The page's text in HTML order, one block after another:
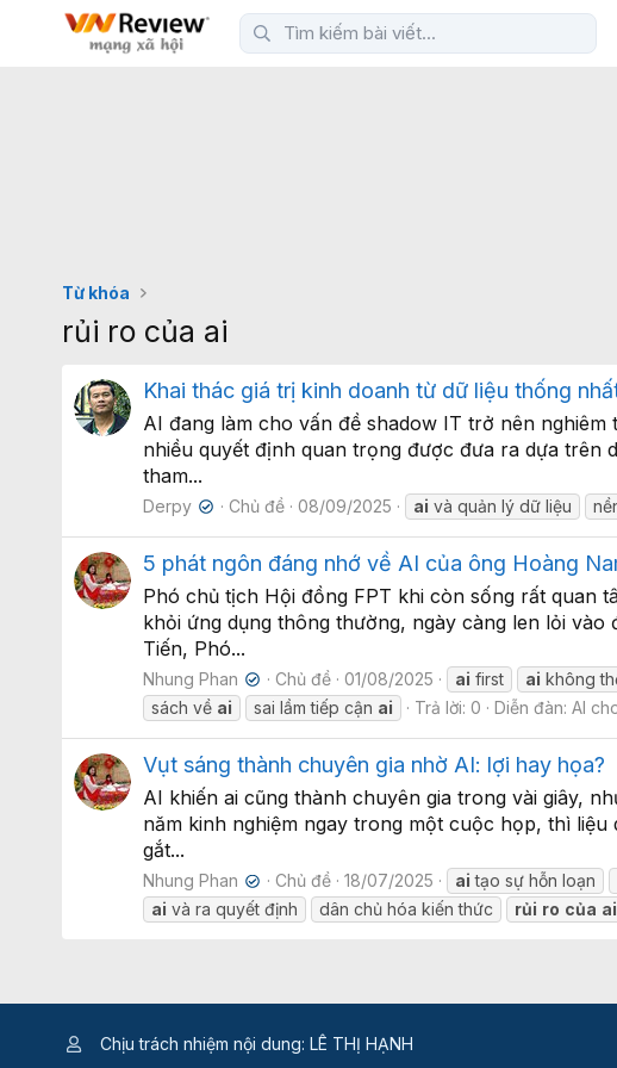
Từ khóa
rủi ro của ai
Khai thác giá trị kinh doanh từ dữ liệu thống
AI đang làm cho vấn đề shadow IT trở nên
nhiều quyết định quan trọng được đưa ra dựa trên
tham...
Derpy ✔ Chủ đề 08/09/2025 ai và quản lý dữ liệu
5 phát ngôn đáng nhớ về AI của ông Hoàng
Phó chủ tịch Hội đồng FPT khi còn sống rất quan
khỏi ứng dụng thông thường, ngày càng len lỏi
Tiến, Phó...
Nhung Phan ✔ Chủ đề 01/08/2025 ai first ai không
sách về ai sai lầm tiếp cận ai Trả lời: 0 Diễn đàn: AI
Vụt sáng thành chuyên gia nhờ AI: lợi hay họa?
AI khiến ai cũng thành chuyên gia trong vài giây,
năm kinh nghiệm ngay trong một cuộc họp, thì
gắt...
Nhung Phan ✔ Chủ đề 18/07/2025 ai tạo sự hỗn loạn
ai và ra quyết định dân chủ hóa kiến thức rủi ro của ai
Chịu trách nhiệm nội dung: LÊ THỊ HẠNH